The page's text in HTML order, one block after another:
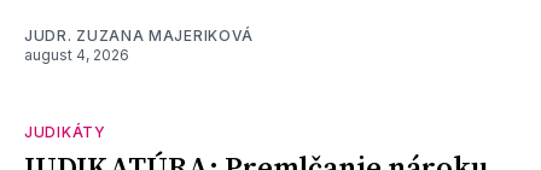
JUDR. ZUZANA MAJERIKOVÁ
august 4, 2026
JUDIKÁTY